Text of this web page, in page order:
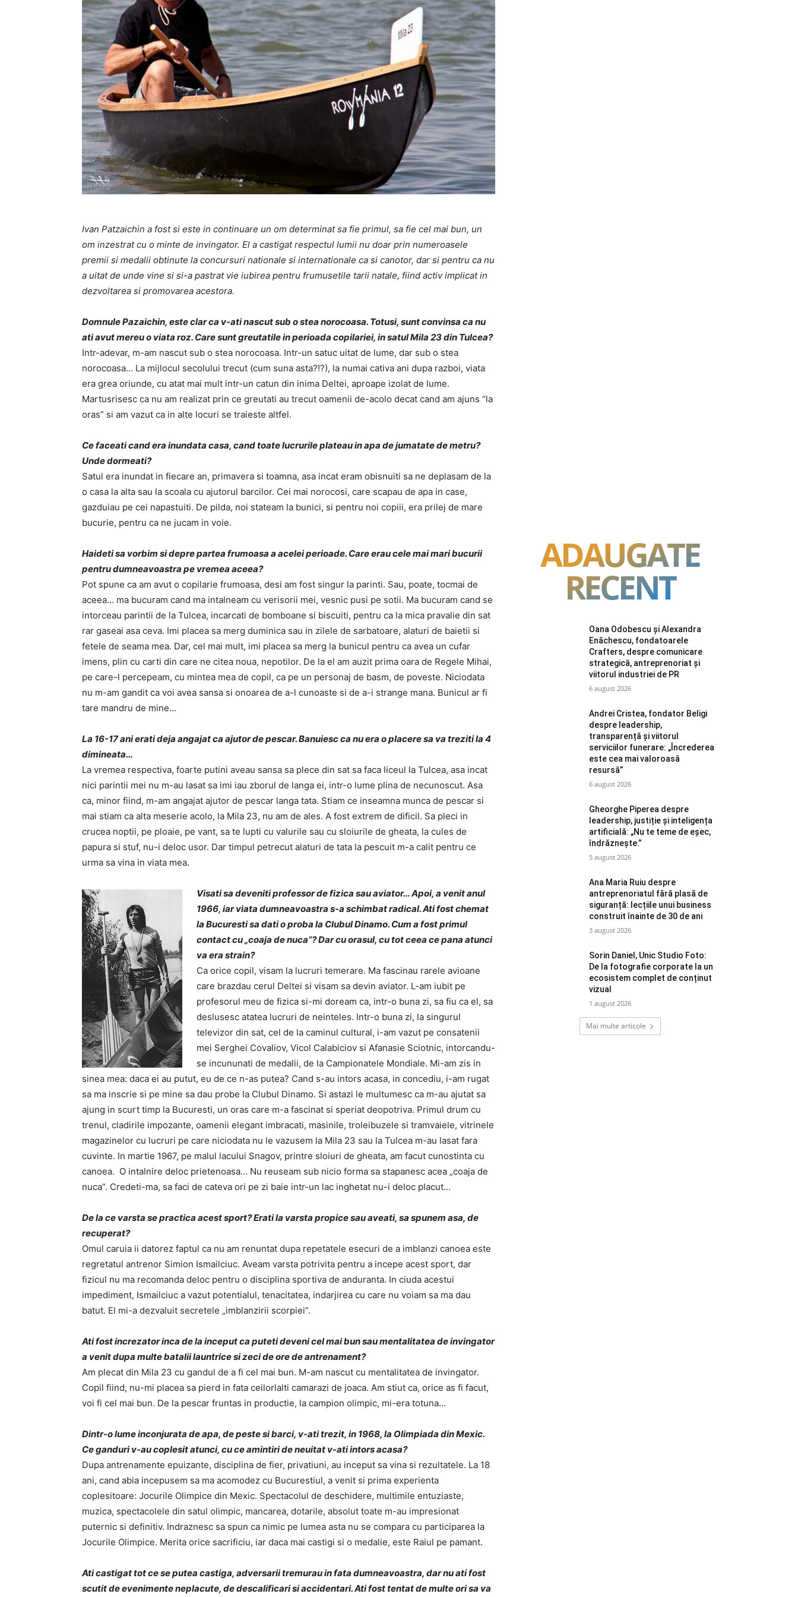
Ivan Patzaichin a fost si este in continuare un om determinat sa fie primul, sa fie cel mai bun, un
om inzestrat cu o minte de invingator. El a castigat respectul lumii nu doar prin numeroasele
premii si medalii obtinute la concursuri nationale si internationale ca si canotor, dar si pentru ca nu
a uitat de unde vine si si-a pastrat vie iubirea pentru frumusetile tarii natale, fiind activ implicat in
dezvoltarea si promovarea acestora.
Domnule Pazaichin, este clar ca v-ati nascut sub o stea norocoasa. Totusi, sunt convinsa ca nu
ati avut mereu o viata roz. Care sunt greutatile in perioada copilariei, in satul Mila 23 din Tulcea?
Intr-adevar, m-am nascut sub o stea norocoasa. Intr-un satuc uitat de lume, dar sub o stea
norocoasa… La mijlocul secolului trecut (cum suna asta?!?), la numai cativa ani dupa razboi, viata
era grea oriunde, cu atat mai mult intr-un catun din inima Deltei, aproape izolat de lume.
Martusrisesc ca nu am realizat prin ce greutati au trecut oamenii de-acolo decat cand am ajuns “la
oras” si am vazut ca in alte locuri se traieste altfel.
Ce faceati cand era inundata casa, cand toate lucrurile plateau in apa de jumatate de metru?
Unde dormeati?
Satul era inundat in fiecare an, primavera si toamna, asa incat eram obisnuiti sa ne deplasam de la
o casa la alta sau la scoala cu ajutorul barcilor. Cei mai norocosi, care scapau de apa in case,
gazduiau pe cei napastuiti. De pilda, noi stateam la bunici, si pentru noi copiii, era prilej de mare
bucurie, pentru ca ne jucam in voie.
Haideti sa vorbim si depre partea frumoasa a acelei perioade. Care erau cele mai mari bucurii
pentru dumneavoastra pe vremea aceea?
Pot spune ca am avut o copilarie frumoasa, desi am fost singur la parinti. Sau, poate, tocmai de
aceea… ma bucuram cand ma intalneam cu verisorii mei, vesnic pusi pe sotii. Ma bucuram cand se
intorceau parintii de la Tulcea, incarcati de bomboane si biscuiti, pentru ca la mica pravalie din sat
rar gaseai asa ceva. Imi placea sa merg duminica sau in zilele de sarbatoare, alaturi de baietii si
fetele de seama mea. Dar, cel mai mult, imi placea sa merg la bunicul pentru ca avea un cufar
imens, plin cu carti din care ne citea noua, nepotilor. De la el am auzit prima oara de Regele Mihai,
pe care-l percepeam, cu mintea mea de copil, ca pe un personaj de basm, de poveste. Niciodata
nu m-am gandit ca voi avea sansa si onoarea de a-l cunoaste si de a-i strange mana. Bunicul ar fi
tare mandru de mine…
La 16-17 ani erati deja angajat ca ajutor de pescar. Banuiesc ca nu era o placere sa va treziti la 4
dimineata…
La vremea respectiva, foarte putini aveau sansa sa plece din sat sa faca liceul la Tulcea, asa incat
nici parintii mei nu m-au lasat sa imi iau zborul de langa ei, intr-o lume plina de necunoscut. Asa
ca, minor fiind, m-am angajat ajutor de pescar langa tata. Stiam ce inseamna munca de pescar si
mai stiam ca alta meserie acolo, la Mila 23, nu am de ales. A fost extrem de dificil. Sa pleci in
crucea noptii, pe ploaie, pe vant, sa te lupti cu valurile sau cu sloiurile de gheata, la cules de
papura si stuf, nu-i deloc usor. Dar timpul petrecut alaturi de tata la pescuit m-a calit pentru ce
urma sa vina in viata mea.
Visati sa deveniti professor de fizica sau aviator… Apoi, a venit anul
1966, iar viata dumneavoastra s-a schimbat radical. Ati fost chemat
la Bucuresti sa dati o proba la Clubul Dinamo. Cum a fost primul
contact cu „coaja de nuca”? Dar cu orasul, cu tot ceea ce pana atunci
va era strain?
Ca orice copil, visam la lucruri temerare. Ma fascinau rarele avioane
care brazdau cerul Deltei si visam sa devin aviator. L-am iubit pe
profesorul meu de fizica si-mi doream ca, intr-o buna zi, sa fiu ca el, sa
deslusesc atatea lucruri de neinteles. Intr-o buna zi, la singurul
televizor din sat, cel de la caminul cultural, i-am vazut pe consatenii
mei Serghei Covaliov, Vicol Calabiciov si Afanasie Sciotnic, intorcandu-
se incununati de medalii, de la Campionatele Mondiale. Mi-am zis in
sinea mea: daca ei au putut, eu de ce n-as putea? Cand s-au intors acasa, in concediu, i-am rugat
sa ma inscrie si pe mine sa dau probe la Clubul Dinamo. Si astazi le multumesc ca m-au ajutat sa
ajung in scurt timp la Bucuresti, un oras care m-a fascinat si speriat deopotriva. Primul drum cu
trenul, cladirile impozante, oamenii elegant imbracati, masinile, troleibuzele si tramvaiele, vitrinele
magazinelor cu lucruri pe care niciodata nu le vazusem la Mila 23 sau la Tulcea m-au lasat fara
cuvinte. In martie 1967, pe malul lacului Snagov, printre sloiuri de gheata, am facut cunostinta cu
canoea. O intalnire deloc prietenoasa… Nu reuseam sub nicio forma sa stapanesc acea „coaja de
nuca”. Credeti-ma, sa faci de cateva ori pe zi baie intr-un lac inghetat nu-i deloc placut…
De la ce varsta se practica acest sport? Erati la varsta propice sau aveati, sa spunem asa, de
recuperat?
Omul caruia ii datorez faptul ca nu am renuntat dupa repetatele esecuri de a imblanzi canoea este
regretatul antrenor Simion Ismailciuc. Aveam varsta potrivita pentru a incepe acest sport, dar
fizicul nu ma recomanda deloc pentru o disciplina sportiva de anduranta. In ciuda acestui
impediment, Ismailciuc a vazut potentialul, tenacitatea, indarjirea cu care nu voiam sa ma dau
batut. El mi-a dezvaluit secretele „imblanzirii scorpiei”.
Ati fost increzator inca de la inceput ca puteti deveni cel mai bun sau mentalitatea de invingator
a venit dupa multe batalii launtrice si zeci de ore de antrenament?
Am plecat din Mila 23 cu gandul de a fi cel mai bun. M-am nascut cu mentalitatea de invingator.
Copil fiind, nu-mi placea sa pierd in fata ceilorlalti camarazi de joaca. Am stiut ca, orice as fi facut,
voi fi cel mai bun. De la pescar fruntas in productie, la campion olimpic, mi-era totuna…
Dintr-o lume inconjurata de apa, de peste si barci, v-ati trezit, in 1968, la Olimpiada din Mexic.
Ce ganduri v-au coplesit atunci, cu ce amintiri de neuitat v-ati intors acasa?
Dupa antrenamente epuizante, disciplina de fier, privatiuni, au inceput sa vina si rezultatele. La 18
ani, cand abia incepusem sa ma acomodez cu Bucurestiul, a venit si prima experienta
coplesitoare: Jocurile Olimpice din Mexic. Spectacolul de deschidere, multimile entuziaste,
muzica, spectacolele din satul olimpic, mancarea, dotarile, absolut toate m-au impresionat
puternic si definitiv. Indraznesc sa spun ca nimic pe lumea asta nu se compara cu participarea la
Jocurile Olimpice. Merita orice sacrificiu, iar daca mai castigi si o medalie, este Raiul pe pamant.
Ati castigat tot ce se putea castiga, adversarii tremurau in fata dumneavoastra, dar nu ati fost
scutit de evenimente neplacute, de descalificari si accidentari. Ati fost tentat de multe ori sa va
ADAUGATE
RECENT
Oana Odobescu și Alexandra
Enăchescu, fondatoarele
Crafters, despre comunicare
strategică, antreprenoriat și
viitorul industriei de PR
6 august 2026
Andrei Cristea, fondator Beligi
despre leadership,
transparență și viitorul
serviciilor funerare: „Încrederea
este cea mai valoroasă
resursă”
6 august 2026
Gheorghe Piperea despre
leadership, justiție și inteligența
artificială: „Nu te teme de eșec,
îndrăznește.”
5 august 2026
Ana Maria Ruiu despre
antreprenoriatul fără plasă de
siguranță: lecțiile unui business
construit înainte de 30 de ani
3 august 2026
Sorin Daniel, Unic Studio Foto:
De la fotografie corporate la un
ecosistem complet de conținut
vizual
1 august 2026
Mai multe articole